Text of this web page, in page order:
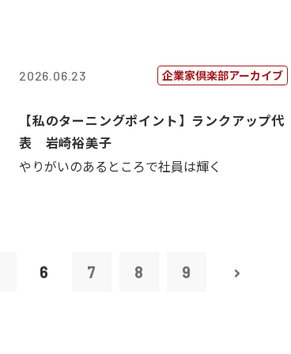
2026.06.23 企業家倶楽部アーカイブ
【私のターニングポイント】ランクアップ代
表 岩崎裕美子
やりがいのあるところで社員は輝く
6 7 8 9